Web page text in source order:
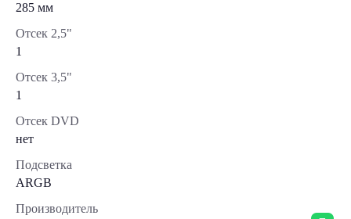
285 мм
Отсек 2,5"
1
Отсек 3,5"
1
Отсек DVD
нет
Подсветка
ARGB
Производитель